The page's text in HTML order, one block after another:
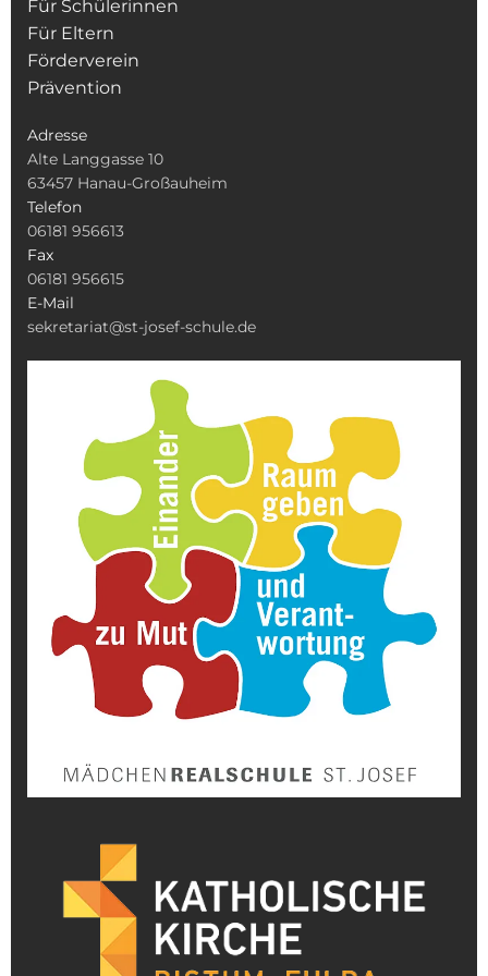
Für Schülerinnen
Für Eltern
Förderverein
Prävention
Adresse
Alte Langgasse 10
63457 Hanau-Großauheim
Telefon
06181 956613
Fax
06181 956615
E-Mail
sekretariat@st-josef-schule.de